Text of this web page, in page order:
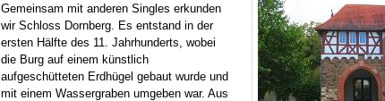
Gemeinsam mit anderen Singles erkunden
wir Schloss Dornberg. Es entstand in der
ersten Hälfte des 11. Jahrhunderts, wobei
die Burg auf einem künstlich
aufgeschütteten Erdhügel gebaut wurde und
mit einem Wassergraben umgeben war. Aus